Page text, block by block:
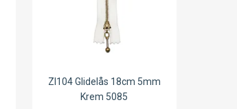
ZI104 Glidelås 18cm 5mm
Krem 5085